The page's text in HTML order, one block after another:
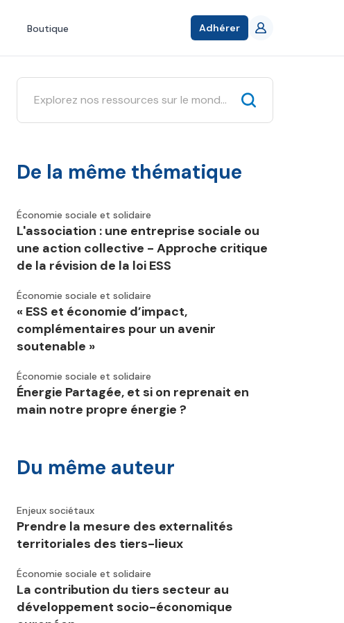
Boutique Adhérer
De la même thématique
Économie sociale et solidaire
L'association : une entreprise sociale ou
une action collective - Approche critique
de la révision de la loi ESS
Économie sociale et solidaire
« ESS et économie d’impact,
complémentaires pour un avenir
soutenable »
Économie sociale et solidaire
Énergie Partagée, et si on reprenait en
main notre propre énergie ?
Du même auteur
Enjeux sociétaux
Prendre la mesure des externalités
territoriales des tiers-lieux
Économie sociale et solidaire
La contribution du tiers secteur au
développement socio-économique